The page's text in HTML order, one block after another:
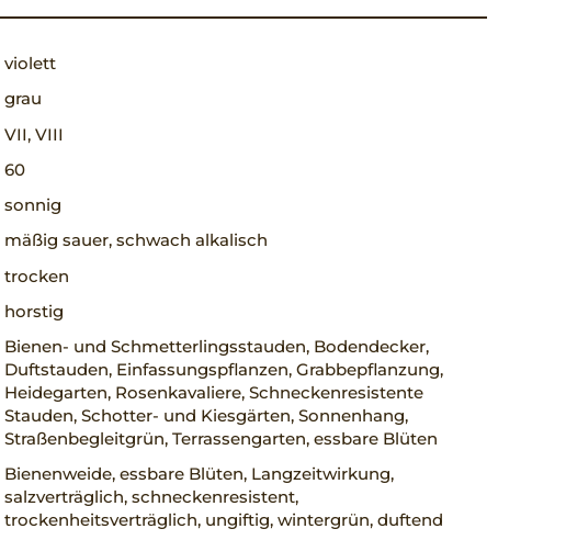
violett
grau
VII, VIII
60
sonnig
mäßig sauer, schwach alkalisch
trocken
horstig
Bienen- und Schmetterlingsstauden, Bodendecker,
Duftstauden, Einfassungspflanzen, Grabbepflanzung,
Heidegarten, Rosenkavaliere, Schneckenresistente
Stauden, Schotter- und Kiesgärten, Sonnenhang,
Straßenbegleitgrün, Terrassengarten, essbare Blüten
Bienenweide, essbare Blüten, Langzeitwirkung,
salzverträglich, schneckenresistent,
trockenheitsverträglich, ungiftig, wintergrün, duftend